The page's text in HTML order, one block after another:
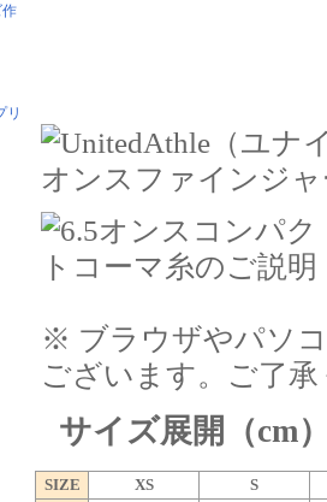
※ ブラウザやパソ
ございます。ご了
サイズ展開（cm
SIZE XS
S